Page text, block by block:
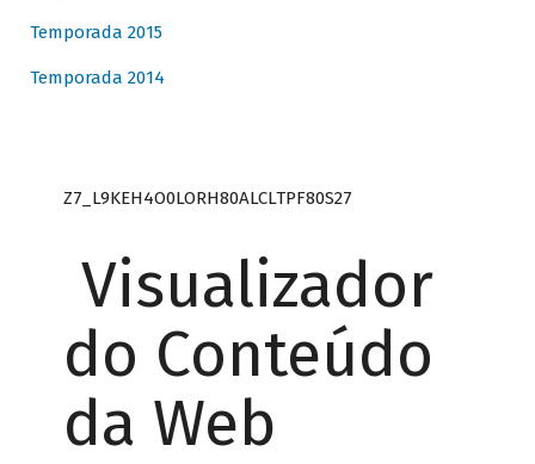
Temporada 2015
Temporada 2014
Z7_L9KEH4O0LORH80ALCLTPF80S27
Visualizador
do Conteúdo
da Web